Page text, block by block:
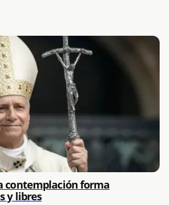
contemplación forma
y libres